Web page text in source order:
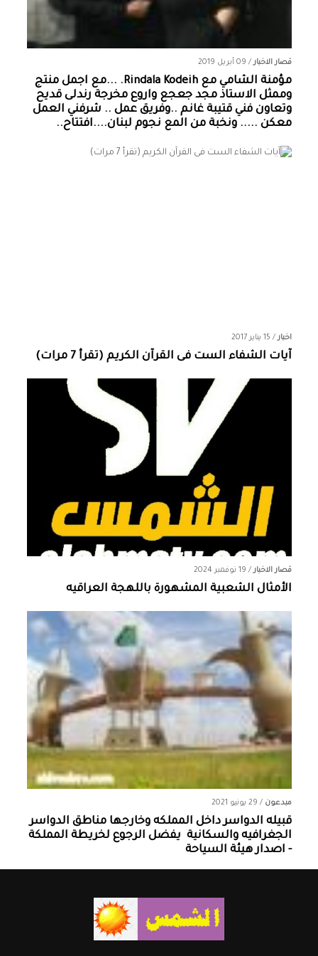
قصار الاخبار/ 09 أبريل 2019
مؤمنة الشامي‏ مع ‏‎Rindala Kodeih‎‏. ...مع اجمل منتج
وممثل الاستاذ مجد جعجع واروع مخرجة رندلى قديح
وتعاون فني قتيبة غانم ..وفريق عمل .. شرفني العمل
معكن ..... ونخبة من المع نجوم لبنان....افتتاح..
اخبار/ 15 يناير 2017
آيات الشفاء الست فى القرآن الكريم (تقرأ 7 مرات)
قصار الاخبار/ 19 نوفمبر 2024
الأمثال الشعبية المشهورة باللهجة العراقيه
مبدعون / 29 يونيو 2021
قبيله الدواسر داخل المملكه وخارجها ‏مناطق الدواسر
الجغرافيه والسكانية ‏ يفضل الرجوع لخريطة المملكة
- اصدار هيئة السياحة